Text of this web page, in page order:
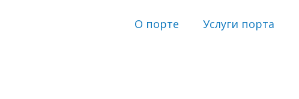
О порте Услуги порта